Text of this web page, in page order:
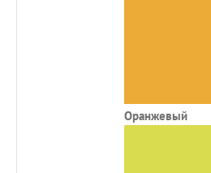
Оранжевый